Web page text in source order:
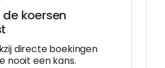
de koersen
directe boekingen
nooit een kans.